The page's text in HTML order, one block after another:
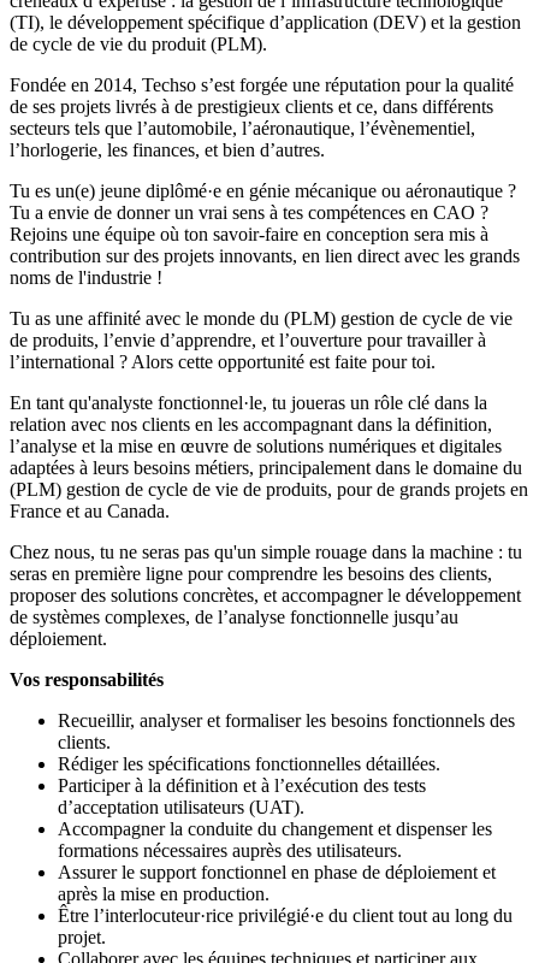
(TI), le développement spécifique d’application (DEV) et la gestion
de cycle de vie du produit (PLM).
Fondée en 2014, Techso s’est forgée une réputation pour la qualité
de ses projets livrés à de prestigieux clients et ce, dans différents
secteurs tels que l’automobile, l’aéronautique, l’évènementiel,
l’horlogerie, les finances, et bien d’autres.
Tu es un(e) jeune diplômé·e en génie mécanique ou aéronautique ?
Tu a envie de donner un vrai sens à tes compétences en CAO ?
Rejoins une équipe où ton savoir-faire en conception sera mis à
contribution sur des projets innovants, en lien direct avec les grands
noms de l'industrie !
Tu as une affinité avec le monde du (PLM) gestion de cycle de vie
de produits, l’envie d’apprendre, et l’ouverture pour travailler à
l’international ? Alors cette opportunité est faite pour toi.
En tant qu'analyste fonctionnel·le, tu joueras un rôle clé dans la
relation avec nos clients en les accompagnant dans la définition,
l’analyse et la mise en œuvre de solutions numériques et digitales
adaptées à leurs besoins métiers, principalement dans le domaine du
(PLM) gestion de cycle de vie de produits, pour de grands projets en
France et au Canada.
Chez nous, tu ne seras pas qu'un simple rouage dans la machine : tu
seras en première ligne pour comprendre les besoins des clients,
proposer des solutions concrètes, et accompagner le développement
de systèmes complexes, de l’analyse fonctionnelle jusqu’au
déploiement.
Vos responsabilités
Recueillir, analyser et formaliser les besoins fonctionnels des
clients.
Rédiger les spécifications fonctionnelles détaillées.
Participer à la définition et à l’exécution des tests
d’acceptation utilisateurs (UAT).
Accompagner la conduite du changement et dispenser les
formations nécessaires auprès des utilisateurs.
Assurer le support fonctionnel en phase de déploiement et
après la mise en production.
Être l’interlocuteur·rice privilégié·e du client tout au long du
projet.
Collaborer avec les équipes techniques et participer aux